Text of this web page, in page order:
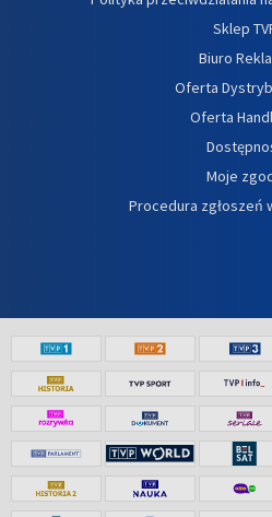
Sklep
Biuro
Oferta
Oferta
Moje
Procedura zgłoszeń